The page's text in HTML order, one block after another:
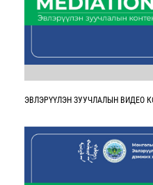
ЭВЛЭРҮҮЛЭН ЗУУЧЛАЛЫН ВИДЕО